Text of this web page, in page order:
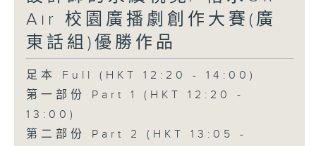
Air 校園廣播劇創作大賽(廣
東話組)優勝作品
足本 Full (HKT 12:20 - 14:00)
第一部份 Part 1 (HKT 12:20 -
13:00)
第二部份 Part 2 (HKT 13:05 -